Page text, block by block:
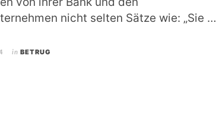
nicht selten Sätze wie: „Sie …
in BETRUG